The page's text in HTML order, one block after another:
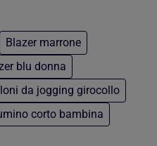
Blazer marrone
blu donna
da jogging girocollo
corto bambina